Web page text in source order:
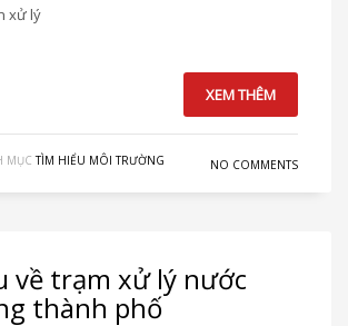
xử lý
XEM THÊM
MỤC TÌM HIỂU MÔI TRƯỜNG NO COMMENTS
về trạm xử lý nước
thành phố